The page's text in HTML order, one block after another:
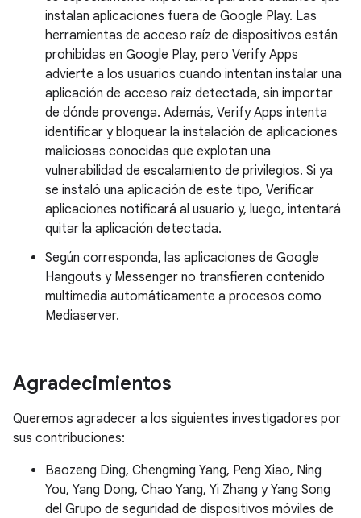
instalan aplicaciones fuera de Google Play. Las
herramientas de acceso raíz de dispositivos están
prohibidas en Google Play, pero Verify Apps
advierte a los usuarios cuando intentan instalar una
aplicación de acceso raíz detectada, sin importar
de dónde provenga. Además, Verify Apps intenta
identificar y bloquear la instalación de aplicaciones
maliciosas conocidas que explotan una
vulnerabilidad de escalamiento de privilegios. Si ya
se instaló una aplicación de este tipo, Verificar
aplicaciones notificará al usuario y, luego, intentará
quitar la aplicación detectada.
Según corresponda, las aplicaciones de Google
Hangouts y Messenger no transfieren contenido
multimedia automáticamente a procesos como
Mediaserver.
Agradecimientos
Queremos agradecer a los siguientes investigadores por
sus contribuciones:
Baozeng Ding, Chengming Yang, Peng Xiao, Ning
You, Yang Dong, Chao Yang, Yi Zhang y Yang Song
del Grupo de seguridad de dispositivos móviles de